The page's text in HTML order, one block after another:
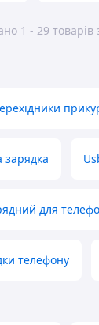
1 - 29 товарів
зарядка
для
телефону